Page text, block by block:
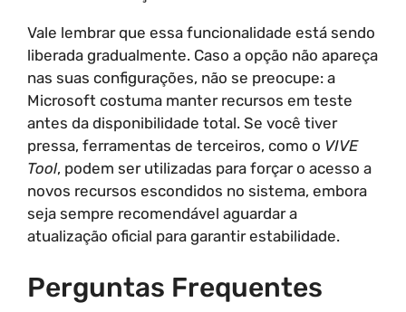
Vale lembrar que essa funcionalidade está sendo
liberada gradualmente. Caso a opção não apareça
nas suas configurações, não se preocupe: a
Microsoft costuma manter recursos em teste
antes da disponibilidade total. Se você tiver
pressa, ferramentas de terceiros, como o VIVE
Tool, podem ser utilizadas para forçar o acesso a
novos recursos escondidos no sistema, embora
seja sempre recomendável aguardar a
atualização oficial para garantir estabilidade.
Perguntas Frequentes